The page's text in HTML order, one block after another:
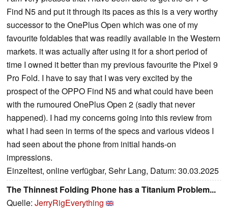
Find N5 and put it through its paces as this is a very worthy
successor to the OnePlus Open which was one of my
favourite foldables that was readily available in the Western
markets. it was actually after using it for a short period of
time I owned it better than my previous favourite the Pixel 9
Pro Fold. I have to say that I was very excited by the
prospect of the OPPO Find N5 and what could have been
with the rumoured OnePlus Open 2 (sadly that never
happened). I had my concerns going into this review from
what I had seen in terms of the specs and various videos I
had seen about the phone from initial hands-on
impressions.
Einzeltest, online verfügbar, Sehr Lang, Datum: 30.03.2025
The Thinnest Folding Phone has a Titanium Problem...
Quelle: JerryRigEverything